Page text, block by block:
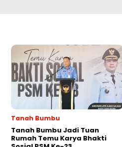
Tanah Bumbu
Tanah Bumbu Jadi Tuan
Rumah Temu Karya Bhakti